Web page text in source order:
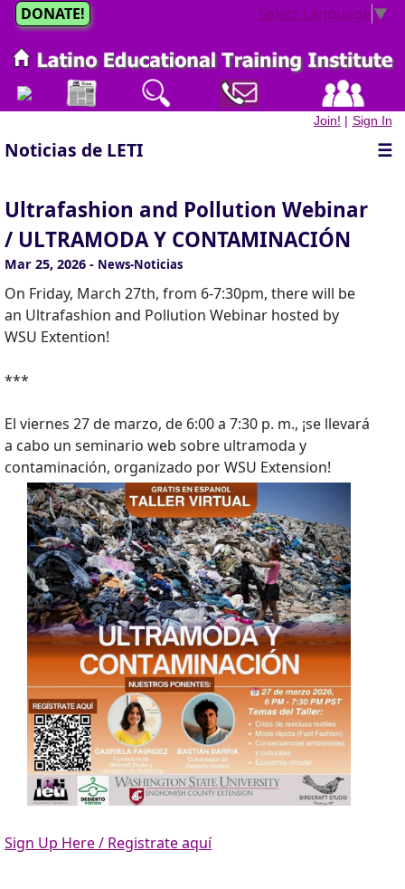
Select Language ▼
DONATE!
Join! | Sign In
Noticias de LETI ☰
Ultrafashion and Pollution Webinar
/ ULTRAMODA Y CONTAMINACIÓN
Mar 25, 2026 - News-Noticias
On Friday, March 27th, from 6-7:30pm, there will be
an Ultrafashion and Pollution Webinar hosted by
WSU Extention!
***
El viernes 27 de marzo, de 6:00 a 7:30 p. m., ¡se llevará
a cabo un seminario web sobre ultramoda y
contaminación, organizado por WSU Extension!
Sign Up Here / Registrate aquí